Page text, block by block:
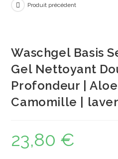
Produit précédent
Waschgel Basis
Gel Nettoyant
Profondeur |
Camomille |
23,80 €